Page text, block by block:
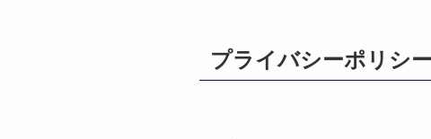
プライバシーポリシー